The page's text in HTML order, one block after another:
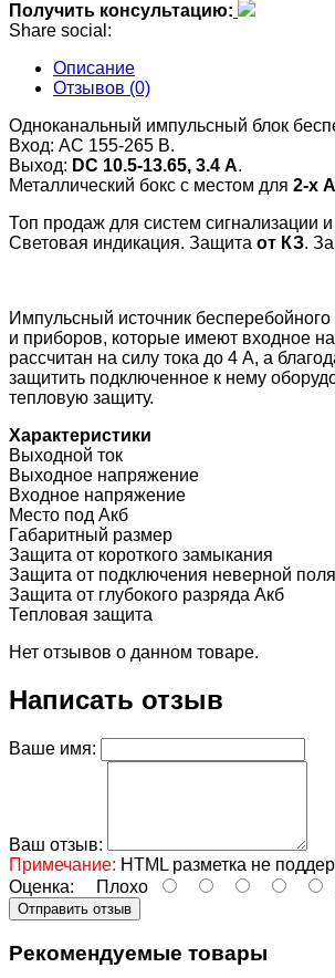
Получить консультацию:
Share social:
Описание
Отзывов (0)
Одноканальный импульсный блок
Вход: AC 155-265 В.
Выход: DC 10.5-13.65, 3.4 А.
Металлический бокс с местом для 2-х
Топ продаж для систем сигнализации
Световая индикация. Защита от КЗ.
Импульсный источник бесперебойного
и приборов, которые имеют входное
рассчитан на силу тока до 4 А, а
защитить подключенное к нему
тепловую защиту.
Характеристики
Выходной ток
Выходное напряжение
Входное напряжение
Место под Акб
Габаритный размер
Защита от короткого замыкания
Защита от подключения неверной
Защита от глубокого разряда Акб
Тепловая защита
Нет отзывов о данном товаре.
Написать отзыв
Ваше имя:
Ваш отзыв:
Примечание: HTML разметка не
Оценка: Плохо
Отправить отзыв
Рекомендуемые товары